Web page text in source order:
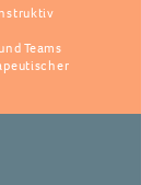
Teams